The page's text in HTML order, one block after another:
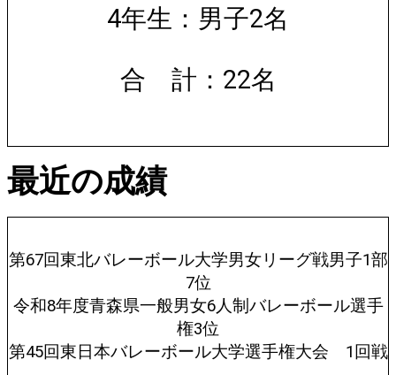
4年生：男子2名
合 計：22名
最近の成績
第67回東北バレーボール大学男女リーグ戦男子1部
7位
令和8年度青森県一般男女6人制バレーボール選手
権3位
第45回東日本バレーボール大学選手権大会 1回戦